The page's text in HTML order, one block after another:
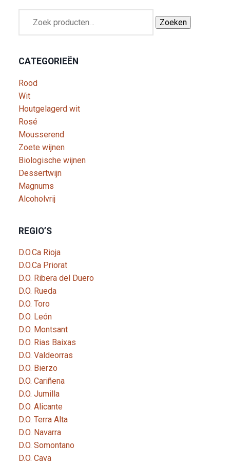
Zoeken
CATEGORIEËN
Rood
Wit
Houtgelagerd wit
Rosé
Mousserend
Zoete wijnen
Biologische wijnen
Dessertwijn
Magnums
Alcoholvrij
REGIO’S
D.O.Ca Rioja
D.O.Ca Priorat
D.O. Ribera del Duero
D.O. Rueda
D.O. Toro
D.O. León
D.O. Montsant
D.O. Rias Baixas
D.O. Valdeorras
D.O. Bierzo
D.O. Cariñena
D.O. Jumilla
D.O. Alicante
D.O. Terra Alta
D.O. Navarra
D.O. Somontano
D.O. Cava